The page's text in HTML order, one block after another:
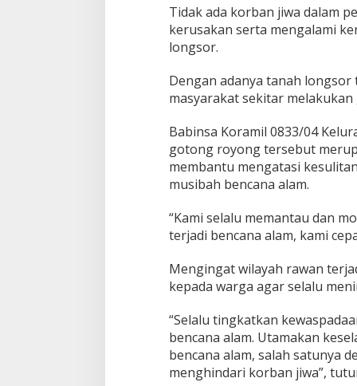
Tidak ada korban jiwa dalam
kerusakan serta mengalami
longsor.
Dengan adanya tanah
masyarakat sekitar
Babinsa Koramil 0833/04
gotong royong tersebut
membantu mengatasi
musibah bencana alam.
“Kami selalu memantau dan
terjadi bencana alam, kami
Mengingat wilayah rawan
kepada warga agar selalu
“Selalu tingkatkan
bencana alam. Utamakan
bencana alam, salah satunya
menghindari korban jiwa”,